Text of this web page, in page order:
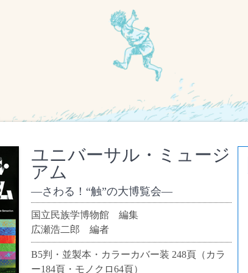
ユニバーサル・ミュージ
アム
さわる！“触”の大博覧会
国立民族学博物館 編集
広瀬浩二郎 編者
B5判・並製本・カラーカバー装 248頁（カラ
ー184頁・モノクロ64頁）